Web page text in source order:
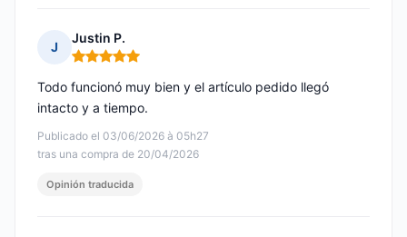
J
Justin P.
Nota: 5 de 5
Publicado el 03/06/2026 à 05h27
tras una compra de 20/04/2026
Todo funcionó muy bien y el artículo pedido llegó
intacto y a tiempo.
Opinión traducida